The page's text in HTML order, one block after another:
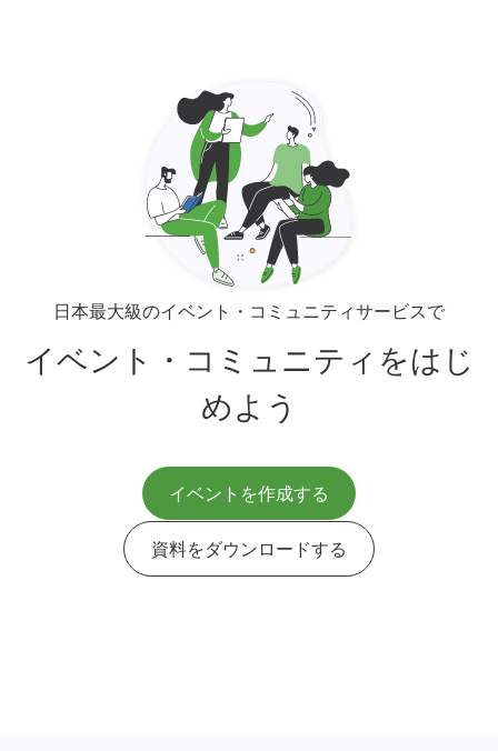
日本最大級のイベント・コミュニティサービスで
イベント・コミュニティをはじ
めよう
イベントを作成する
資料をダウンロードする